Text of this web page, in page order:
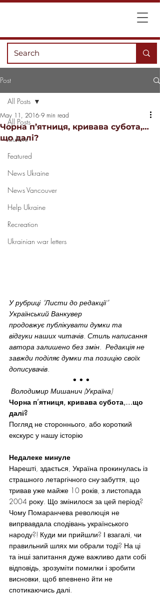
Post
All Posts
Culture
Featured
News Ukraine
News Vancouver
Help Ukraine
Recreation
Ukrainian war letters
All Posts
Чорна п’ятниця, кривава субота,…
що далі?
May 11, 2016 9 min read
У рубриці “Листи до редакції”
Український Ванкувер
продовжує публікувати думки та
відгуки наших читачів. Стиль написання
автора залишено без змін.  Редакція не
завжди поділяє думки та позицію своїх
дописувачів.
• • •
Володимир Мишанич (Україна)
Чорна п’ятниця, кривава субота,…що
далі?
Погляд не стороннього, або короткий
екскурс у нашу історію
Недалеке минуле
Нарешті, здається, Україна прокинулась із
страшного летаргічного сну-забуття, що
тривав уже майже 10 років, з листопада
2004 року. Що змінилося за цей період?
Чому Помаранчева революція не
випрвавдала сподівань українського
народу?! Куди ми прийшли? І взагалі, чи
правильний шлях ми обрали тоді? На ці
та інші запитання дуже важливо дати собі
відповідь, зрозуміти помилки і зробити
висновки, щоб впевнено йти не
спотикаючись далі.